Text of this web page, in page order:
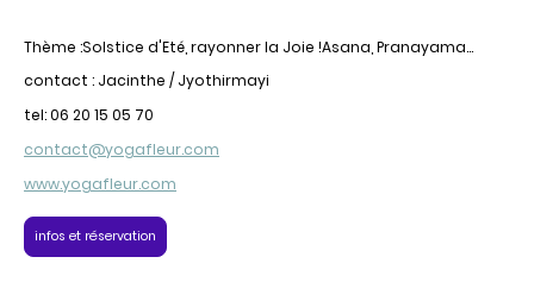
Thème :Solstice d'Eté, rayonner la Joie !Asana, Pranayama...
contact : Jacinthe / Jyothirmayi
tel: 06 20 15 05 70
contact@yogafleur.com
www.yogafleur.com
infos et réservation